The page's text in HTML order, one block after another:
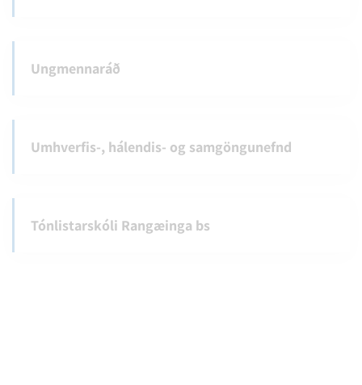
Ungmennaráð
Umhverfis-, hálendis- og samgöngunefnd
Tónlistarskóli Rangæinga bs